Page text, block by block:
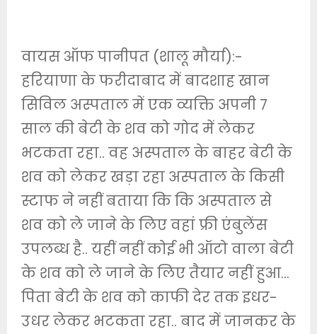
वायस ऑफ पानीपत (शालू मौर्या):-
हरियाणा के फरीदाबाद में बादशाह खान
सिविल अस्पताल में एक व्यक्ति अपनी 7
साल की बेटी के शव को गोद में लेकर
भटकता रहा.. वह अस्पताल के बाहर बेटी के
शव को लेकर खड़ा रहा अस्पताल के किसी
स्टाफ ने नहीं बताया कि कि अस्पताल से
शव को ले जाने के लिए वहां फ्री एंबुलेंस
उपलब्ध है.. यहीं नहीं कोई भी ऑटो वाला बेटी
के शव को ले जाने के लिए तैयार नहीं हुआ…
पिता बेटी के शव को काफी देर तक इधर-
उधर लेकर भटकता रहा.. बाद में जानकर के